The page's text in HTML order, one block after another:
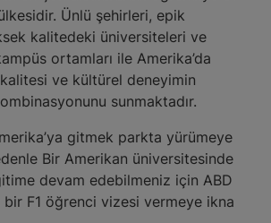
Ünlü şehirleri, epik
kalitedeki üniversiteleri ve
ortamları ile Amerika’da
ve kültürel deneyimin
sunmaktadır.
gitmek parkta yürümeye
Bir Amerikan üniversitesinde
devam edebilmeniz için ABD
F1 öğrenci vizesi vermeye ikna